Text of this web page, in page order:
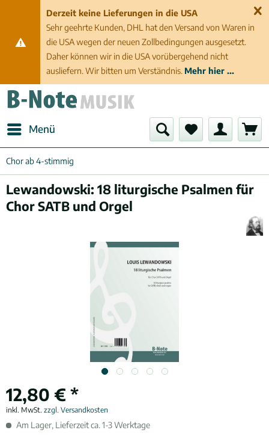
Derzeit keine Lieferungen in die USA
Sehr geehrte Kunden, DHL hat den Versand von Waren in
die USA wegen der neuen Zollbedingungen ausgesetzt.
Daher können wir in die USA vorübergehend nicht
ausliefern. Wir bitten um Verständnis. Mehr hier ...
Menü
Chor ab 4-stimmig
Lewandowski: 18 liturgische Psalmen für
Chor SATB und Orgel
12,80 € *
inkl. MwSt. zzgl. Versandkosten
Am Lager, Lieferzeit ca. 1-3 Werktage